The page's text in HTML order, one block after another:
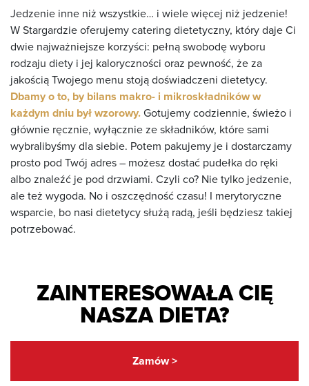
Jedzenie inne niż wszystkie… i wiele więcej niż jedzenie!
W Stargardzie oferujemy catering dietetyczny, który daje Ci
dwie najważniejsze korzyści: pełną swobodę wyboru
rodzaju diety i jej kaloryczności oraz pewność, że za
jakością Twojego menu stoją doświadczeni dietetycy.
Dbamy o to, by bilans makro- i mikroskładników w
każdym dniu był wzorowy. Gotujemy codziennie, świeżo i
głównie ręcznie, wyłącznie ze składników, które sami
wybralibyśmy dla siebie. Potem pakujemy je i dostarczamy
prosto pod Twój adres – możesz dostać pudełka do ręki
albo znaleźć je pod drzwiami. Czyli co? Nie tylko jedzenie,
ale też wygoda. No i oszczędność czasu! I merytoryczne
wsparcie, bo nasi dietetycy służą radą, jeśli będziesz takiej
potrzebować.
ZAINTERESOWAŁA CIĘ
NASZA DIETA?
Zamów >